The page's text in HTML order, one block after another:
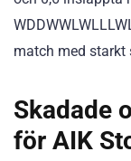
match med starkt
Skadade
för AIK